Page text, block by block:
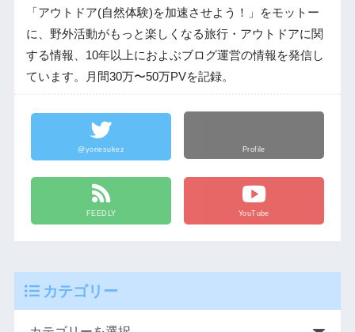
「アウトドア(自然体験)を加速させよう！」をモットー
に、野外活動がもっと楽しくなる旅行・アウトドアに関
する情報、10年以上におよぶブログ運営の情報を発信し
ています。月間30万〜50万PVを記録。
@yonesukez Profile
FEEDLY YouTube
カテゴリー